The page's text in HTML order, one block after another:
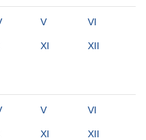
V VI
XI XII
V VI
XI XII